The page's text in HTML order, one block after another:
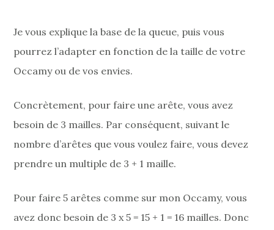
Je vous explique la base de la queue, puis vous
pourrez l’adapter en fonction de la taille de votre
Occamy ou de vos envies.
Concrètement, pour faire une arête, vous avez
besoin de 3 mailles. Par conséquent, suivant le
nombre d’arêtes que vous voulez faire, vous devez
prendre un multiple de 3 + 1 maille.
Pour faire 5 arêtes comme sur mon Occamy, vous
avez donc besoin de 3 x 5 = 15 + 1 = 16 mailles. Donc